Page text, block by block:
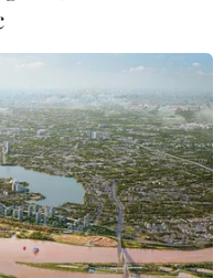
nhu cầu đối với